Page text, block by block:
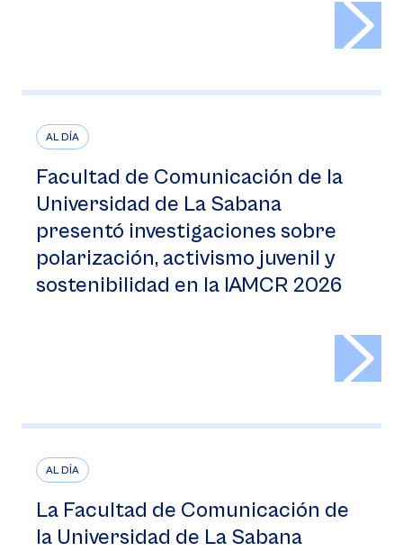
AL DÍA
Facultad de Comunicación de la
Universidad de La Sabana
presentó investigaciones sobre
polarización, activismo juvenil y
sostenibilidad en la IAMCR 2026
AL DÍA
La Facultad de Comunicación de
la Universidad de La Sabana